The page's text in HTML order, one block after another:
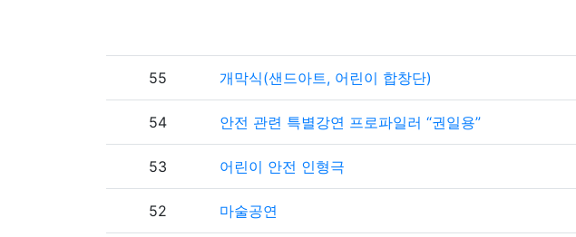
55 개막식(샌드아트, 어린이 합창단)
54 안전 관련 특별강연 프로파일러 “권일용”
53 어린이 안전 인형극
52 마술공연